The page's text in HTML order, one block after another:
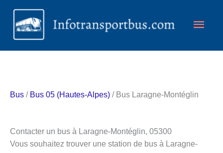
Aller
contenu
Bus / Bus 05 (Hautes-Alpes) / Bus Laragne-Montéglin
Contacter un bus à Laragne-Montéglin, 05300
Vous souhaitez trouver une station de bus à Laragne-